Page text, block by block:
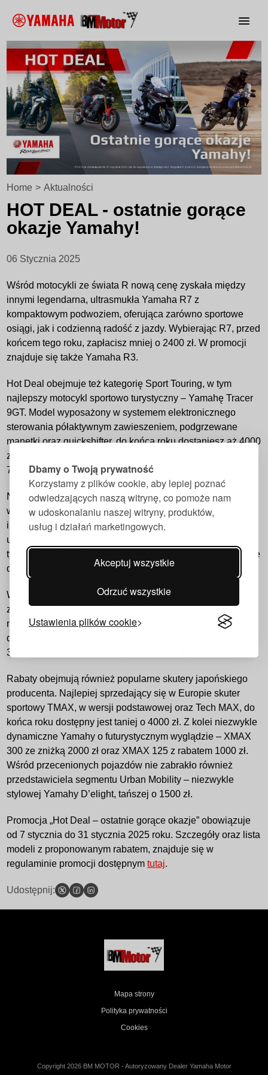
Dbamy o Twoją prywatność
Korzystamy z plików cookie, aby lepiej poznać
odwiedzających naszą witrynę, co pomoże nam
w udoskonalaniu naszej witryny, produktów,
usług i działań marketingowych.
Akceptuj wszystkie
Odrzuć wszystkie
Ustawienia plików cookie
Home > Aktualności
HOT DEAL - ostatnie gorące
okazje Yamahy!
06 Stycznia 2025
Wśród motocykli ze świata R nową cenę zyskała między
innymi legendarna, ultrasmukła Yamaha R7 z
kompaktowym podwoziem, oferująca zarówno sportowe
osiągi, jak i codzienną radość z jazdy. Wybierając R7, przed
końcem tego roku, zapłacisz mniej o 2400 zł. W promocji
znajduje się także Yamaha R3.
Hot Deal obejmuje też kategorię Sport Touring, w tym
najlepszy motocykl sportowo turystyczny – Yamahę Tracer
9GT. Model wyposażony w systemem elektronicznego
sterowania półaktywnym zawieszeniem, podgrzewane
manetki oraz quickshifter, do końca roku dostaniesz aż 4000
zł taniej. Z rabatem kupisz również Yamahę Tracer 7 oraz
7GT.
Na uwagę zasługuje też wszechstronna Ténéré 700 w
wersji podstawowej oraz Explore, pozwalająca na jeszcze
intensywniejsze podróże. Te stoją otworem za sprawą
udoskonalonego widelca KYB, zdalnie regulowanego
tylnego amortyzatora oraz powiększonej szyby. Oba modele
dostępne są teraz ze zniżką 3000 zł.
Wśród stylizowanych motocykli Sport Heritage w promocji
znalazła się Yamaha XSR900. Motocykl, skrywający
najnowsze technologie pod stylistyką lat 80., jak system
quickshifter, czy wygodny tempomat, dostaniesz z rabatem
3000 zł. Niższa cena dotyczy także Yamahy XSR700.
Rabaty obejmują również popularne skutery japońskiego
producenta. Najlepiej sprzedający się w Europie skuter
sportowy TMAX, w wersji podstawowej oraz Tech MAX, do
końca roku dostępny jest taniej o 4000 zł. Z kolei niezwykle
dynamiczne Yamahy o futurystycznym wyglądzie – XMAX
300 ze zniżką 2000 zł oraz XMAX 125 z rabatem 1000 zł.
Wśród przecenionych pojazdów nie zabrakło również
przedstawiciela segmentu Urban Mobility – niezwykle
stylowej Yamahy D’elight, tańszej o 1500 zł.
Promocja „Hot Deal – ostatnie gorące okazje” obowiązuje
od 7 stycznia do 31 stycznia 2025 roku. Szczegóły oraz lista
modeli z proponowanym rabatem, znajduje się w
regulaminie promocji dostępnymtutaj.
Udostępnij:
Mapa strony
Polityka prywatności
Cookies
Copyright 2026 BM MOTOR - Autoryzowany Dealer Yamaha Motor